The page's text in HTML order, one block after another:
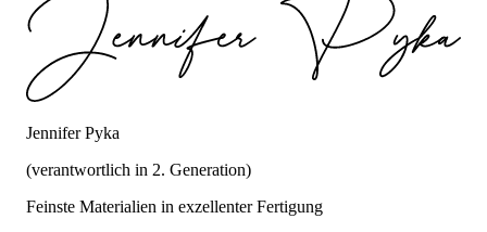
Jennifer Pyka
(verantwortlich in 2. Generation)
Feinste Materialien in exzellenter Fertigung